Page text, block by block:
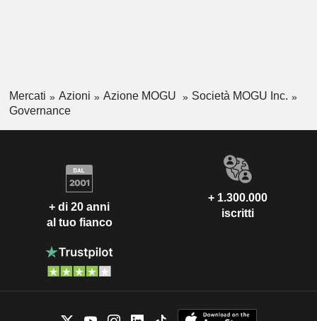
Mercati Azioni Azione MOGU
Società MOGU Inc.
Governance
+ di 20 anni
al tuo fianco
+ 1.300.000
iscritti